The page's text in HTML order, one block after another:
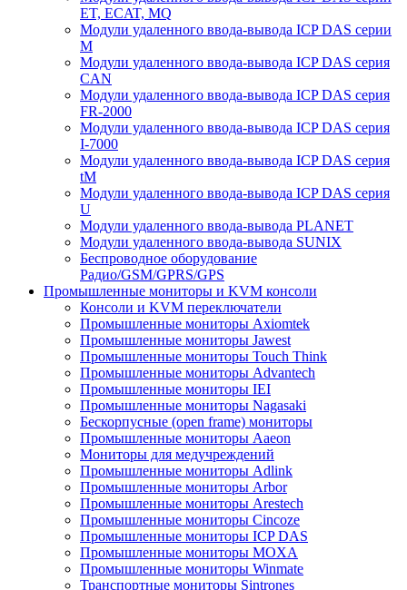
ET, ECAT, MQ
Модули удаленного ввода-вывода ICP DAS серии
M
Модули удаленного ввода-вывода ICP DAS серия
CAN
Модули удаленного ввода-вывода ICP DAS серия
FR-2000
Модули удаленного ввода-вывода ICP DAS серия
I-7000
Модули удаленного ввода-вывода ICP DAS серия
tM
Модули удаленного ввода-вывода ICP DAS серия
U
Модули удаленного ввода-вывода PLANET
Модули удаленного ввода-вывода SUNIX
Беспроводное оборудование
Радио/GSM/GPRS/GPS
Промышленные мониторы и KVM консоли
Консоли и KVM переключатели
Промышленные мониторы Axiomtek
Промышленные мониторы Jawest
Промышленные мониторы Touch Think
Промышленные мониторы Advantech
Промышленные мониторы IEI
Промышленные мониторы Nagasaki
Бескорпусные (open frame) мониторы
Промышленные мониторы Aaeon
Мониторы для медучреждений
Промышленные мониторы Adlink
Промышленные мониторы Arbor
Промышленные мониторы Arestech
Промышленные мониторы Cincoze
Промышленные мониторы ICP DAS
Промышленные мониторы MOXA
Промышленные мониторы Winmate
Транспортные мониторы Sintrones